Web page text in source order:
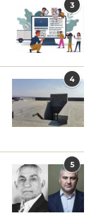
3
4
5